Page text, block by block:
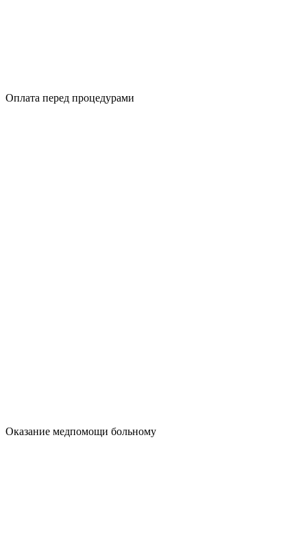
Оплата перед процедурами
Оказание медпомощи больному